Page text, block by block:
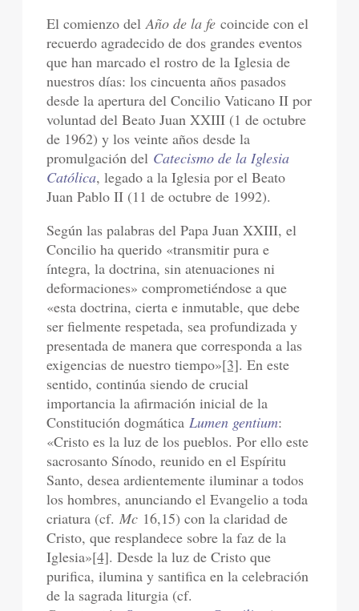
El comienzo delAño de la fe coincide con el
recuerdo agradecido de dos grandes eventos
que han marcado el rostro de la Iglesia de
nuestros días: los cincuenta años pasados
desde la apertura del Concilio Vaticano II por
voluntad del Beato Juan XXIII (1 de octubre
de 1962) y los veinte años desde la
promulgación del Catecismo de la Iglesia
Católica, legado a la Iglesia por el Beato
Juan Pablo II (11 de octubre de 1992).
Según las palabras del Papa Juan XXIII, el
Concilio ha querido «transmitir pura e
íntegra, la doctrina, sin atenuaciones ni
deformaciones» comprometiéndose a que
«esta doctrina, cierta e inmutable, que debe
ser fielmente respetada, sea profundizada y
presentada de manera que corresponda a las
exigencias de nuestro tiempo»[3]. En este
sentido, continúa siendo de crucial
importancia la afirmación inicial de la
Constitución dogmáticaLumen gentium:
«Cristo es la luz de los pueblos. Por ello este
sacrosanto Sínodo, reunido en el Espíritu
Santo, desea ardientemente iluminar a todos
los hombres, anunciando el Evangelio a toda
criatura (cf.Mc 16,15) con la claridad de
Cristo, que resplandece sobre la faz de la
Iglesia»[4]. Desde la luz de Cristo que
purifica, ilumina y santifica en la celebración
de la sagrada liturgia (cf.